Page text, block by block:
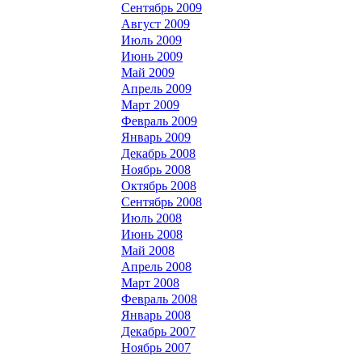
Сентябрь 2009
Август 2009
Июль 2009
Июнь 2009
Май 2009
Апрель 2009
Март 2009
Февраль 2009
Январь 2009
Декабрь 2008
Ноябрь 2008
Октябрь 2008
Сентябрь 2008
Июль 2008
Июнь 2008
Май 2008
Апрель 2008
Март 2008
Февраль 2008
Январь 2008
Декабрь 2007
Ноябрь 2007